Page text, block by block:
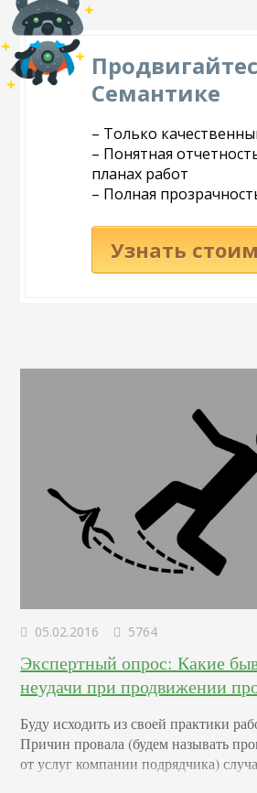
Семантике
– Только
– Понятная
планах работ
– Полная
Узнать
05.02.2016 5764
Экспертный опрос: Какие
неудачи при продвижении
Буду исходить из своей практики
Причин провала (будем называть
от услуг компании подрядчика)